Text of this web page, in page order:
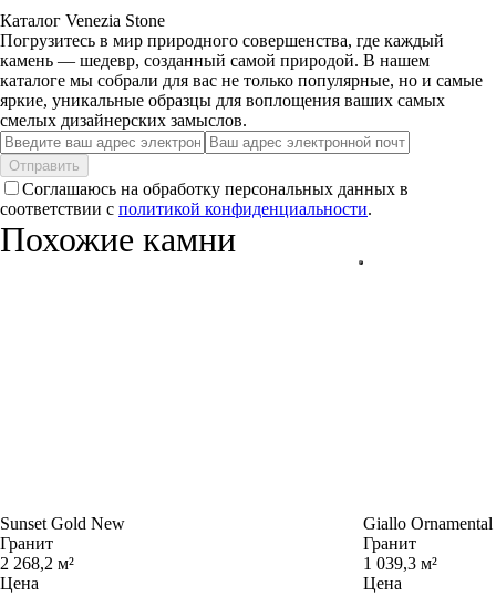
Каталог Venezia Stone
Погрузитесь в мир природного совершенства, где каждый
камень — шедевр, созданный самой природой. В нашем
каталоге мы собрали для вас не только популярные, но и самые
яркие, уникальные образцы для воплощения ваших самых
смелых дизайнерских замыслов.
Отправить
Соглашаюсь на обработку персональных данных в
соответствии с политикой конфиденциальности.
Похожие камни
Sunset Gold New
Гранит
2 268,2 м²
Цена
Giallo Ornamental
Гранит
1 039,3 м²
Цена